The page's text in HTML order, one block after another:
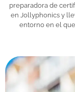
preparadora de
en Jollyphonics y
entorno en el